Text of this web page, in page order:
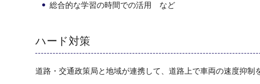
総合的な学習の時間での活用 など
ハード対策
道路・交通政策局と地域が連携して、道路上で車両の速度抑制